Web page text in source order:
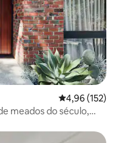
4,96 de uma
4,96 (152)
meados do século,